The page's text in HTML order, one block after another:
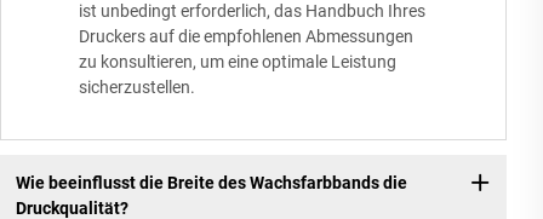
ist unbedingt erforderlich, das Handbuch Ihres
Druckers auf die empfohlenen Abmessungen
zu konsultieren, um eine optimale Leistung
sicherzustellen.
Wie beeinflusst die Breite des Wachsfarbbands die
Druckqualität?